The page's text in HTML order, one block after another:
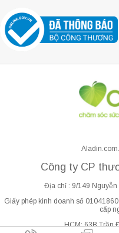
Công ty CP
Địa chỉ : 9/149 Nguyễn
Giấy phép kinh doanh số
cấp
HCM: 63B Trần